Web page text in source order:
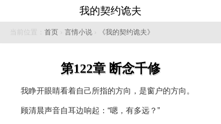
我的契约诡夫
当前位置： 首页 › 言情小说 › 《我的契约诡夫》
第122章 断念千修
我睁开眼睛看着自己所指的方向，是窗户的方向。
顾清晨声音自耳边响起：“嗯，有多远？”